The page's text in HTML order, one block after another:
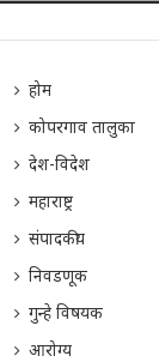
होम
कोपरगाव तालुका
देश-विदेश
महाराष्ट्र
संपादकीय
निवडणूक
गुन्हे विषयक
आरोग्य